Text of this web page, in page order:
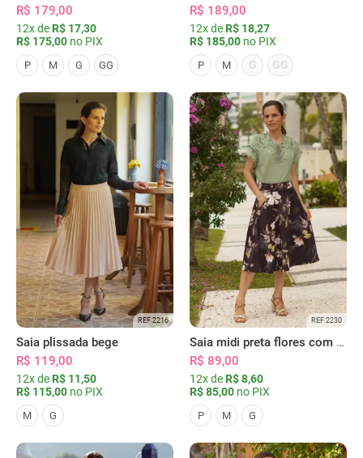
R$ 179,00
12x de R$ 17,30
R$ 175,00 no PIX
P M G GG
R$ 189,00
12x de R$ 18,27
R$ 185,00 no PIX
P M G GG
REF 2216
Saia plissada bege
R$ 119,00
12x de R$ 11,50
R$ 115,00 no PIX
M G
REF 2230
Saia midi preta flores com bolsos
R$ 89,00
12x de R$ 8,60
R$ 85,00 no PIX
P M G